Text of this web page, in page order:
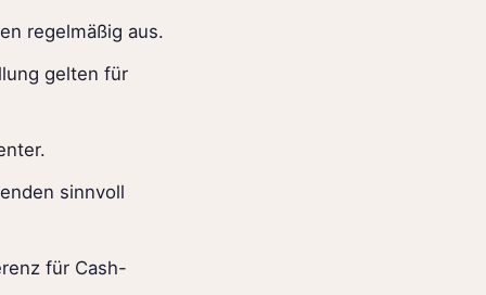
regelmäßig aus.
gelten für
sinnvoll
für Cash-